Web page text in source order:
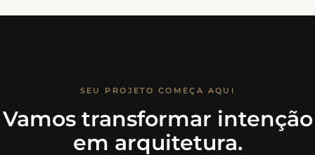
SEU PROJETO COMEÇA AQUI
Vamos transformar intenção
em arquitetura.